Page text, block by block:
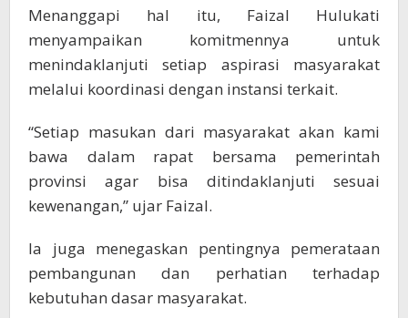
Menanggapi hal itu, Faizal Hulukati
menyampaikan komitmennya untuk
menindaklanjuti setiap aspirasi masyarakat
melalui koordinasi dengan instansi terkait.
“Setiap masukan dari masyarakat akan kami
bawa dalam rapat bersama pemerintah
provinsi agar bisa ditindaklanjuti sesuai
kewenangan,” ujar Faizal.
Ia juga menegaskan pentingnya pemerataan
pembangunan dan perhatian terhadap
kebutuhan dasar masyarakat.